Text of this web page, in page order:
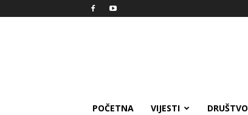
POČETNA VIJESTI DRUŠTVO